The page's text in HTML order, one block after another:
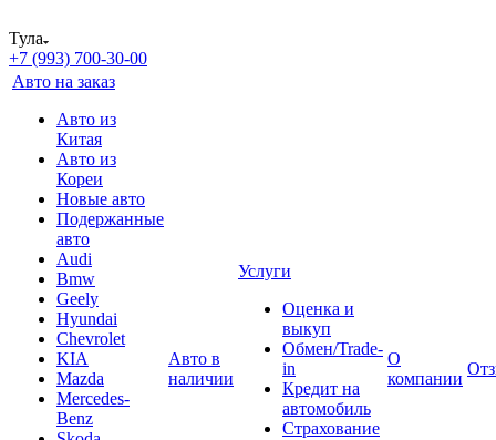
Тула
+7 (993) 700-30-00
Авто на заказ
Авто из
Китая
Авто из
Кореи
Новые авто
Подержанные
авто
Audi
Bmw
Geely
Hyundai
Chevrolet
KIA
Mazda
Mercedes-
Benz
Авто в
наличии
Услуги
Оценка и
выкуп
Обмен/Trade-
in
Кредит на
автомобиль
Страхование
О
компании